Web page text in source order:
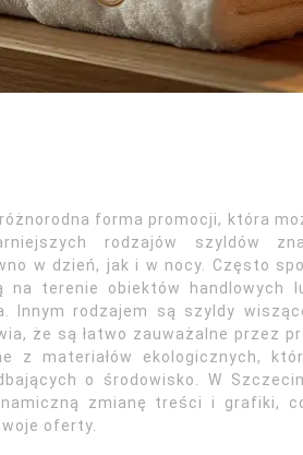
forma promocji, która
rodzajów szyldów
w dzień, jak i w nocy. Często
terenie obiektów handlowych
Innym rodzajem są szyldy
że są łatwo zauważalne przez
z materiałów ekologicznych,
o środowisko. W
zmianę treści i grafiki,
oferty.